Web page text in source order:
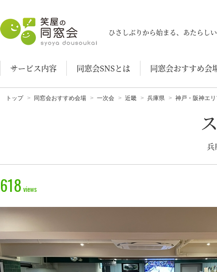
笑屋の同窓会
ひさしぶりから始まる、あたらし
サービス内容 同窓会SNSとは 同窓会おすすめ会
トップ 同窓会おすすめ会場 一次会 近畿 兵庫県 神戸・阪神エ
兵
618 views